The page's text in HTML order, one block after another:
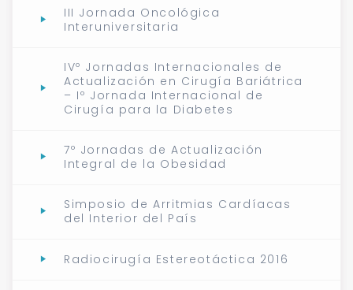
III Jornada Oncológica
Interuniversitaria
IVº Jornadas Internacionales de
Actualización en Cirugía Bariátrica
– Iº Jornada Internacional de
Cirugía para la Diabetes
7º Jornadas de Actualización
Integral de la Obesidad
Simposio de Arritmias Cardíacas
del Interior del País
Radiocirugía Estereotáctica 2016